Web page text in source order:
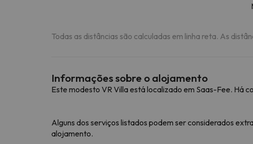
Todas as distâncias são calculadas em linha reta. As
Informações sobre o alojamento
Este modesto VR Villa está localizado em Saas-Fee. Há
Alguns dos serviços listados podem ser considerados
alojamento.